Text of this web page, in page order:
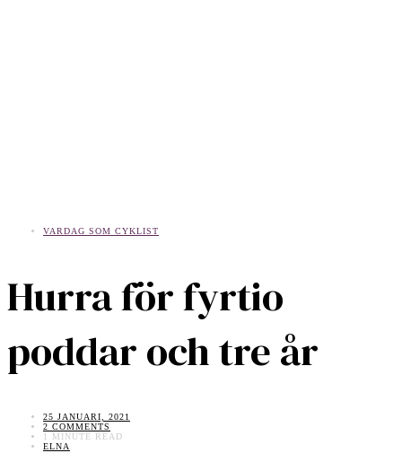
VARDAG SOM CYKLIST
Hurra för fyrtio
poddar och tre år
25 JANUARI, 2021
2 COMMENTS
1 MINUTE READ
ELNA